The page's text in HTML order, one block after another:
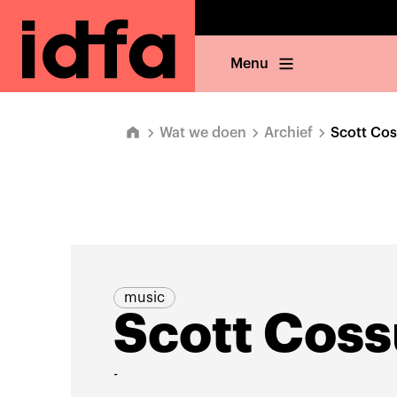
Menu
Wat we doen Archief Scott
music
Scott
-